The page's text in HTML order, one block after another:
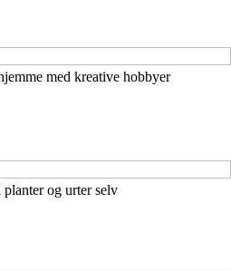
med kreative hobbyer
og urter selv